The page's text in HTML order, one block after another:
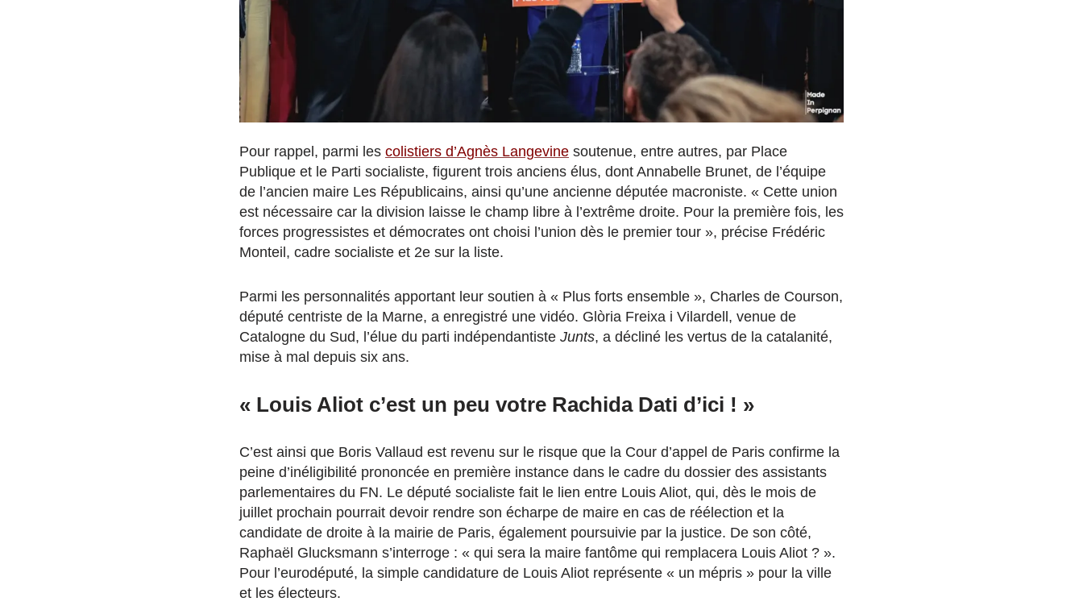
Pour rappel, parmi les colistiers d’Agnès Langevine soutenue, entre autres, par Place
Publique et le Parti socialiste, figurent trois anciens élus, dont Annabelle Brunet, de l’équipe
de l’ancien maire Les Républicains, ainsi qu’une ancienne députée macroniste. « Cette union
est nécessaire car la division laisse le champ libre à l’extrême droite. Pour la première fois, les
forces progressistes et démocrates ont choisi l’union dès le premier tour », précise Frédéric
Monteil, cadre socialiste et 2e sur la liste.
Parmi les personnalités apportant leur soutien à « Plus forts ensemble », Charles de Courson,
député centriste de la Marne, a enregistré une vidéo. Glòria Freixa i Vilardell, venue de
Catalogne du Sud, l’élue du parti indépendantiste Junts, a décliné les vertus de la catalanité,
mise à mal depuis six ans.
« Louis Aliot c’est un peu votre Rachida Dati d’ici ! »
C’est ainsi que Boris Vallaud est revenu sur le risque que la Cour d’appel de Paris confirme la
peine d’inéligibilité prononcée en première instance dans le cadre du dossier des assistants
parlementaires du FN. Le député socialiste fait le lien entre Louis Aliot, qui, dès le mois de
juillet prochain pourrait devoir rendre son écharpe de maire en cas de réélection et la
candidate de droite à la mairie de Paris, également poursuivie par la justice. De son côté,
Raphaël Glucksmann s’interroge : « qui sera la maire fantôme qui remplacera Louis Aliot ? ».
Pour l’eurodéputé, la simple candidature de Louis Aliot représente « un mépris » pour la ville
et les électeurs.